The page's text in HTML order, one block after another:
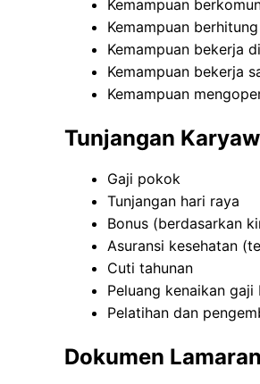
Kemampuan
Kemampuan
Kemampuan bekerja
Kemampuan bekerja
Kemampuan
Tunjangan
Gaji pokok
Tunjangan hari raya
Bonus (berdasarkan
Asuransi kesehatan
Cuti tahunan
Peluang kenaikan gaji
Pelatihan dan
Dokumen Lamaran